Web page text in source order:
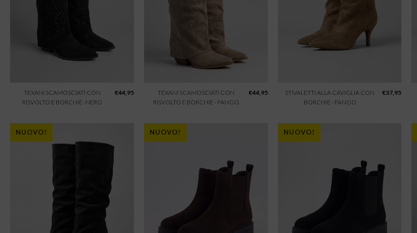
TEXANI SCAMOSCIATI CON
RISVOLTO E BORCHIE -NERO
€44,95
TEXANI SCAMOSCIATI CON
RISVOLTO E BORCHIE - FANGO
€44,95
STIVALETTI ALLA CAVIGLIA CON
BORCHIE - FANGO
€37,95
NUOVO! NUOVO! NUOVO!